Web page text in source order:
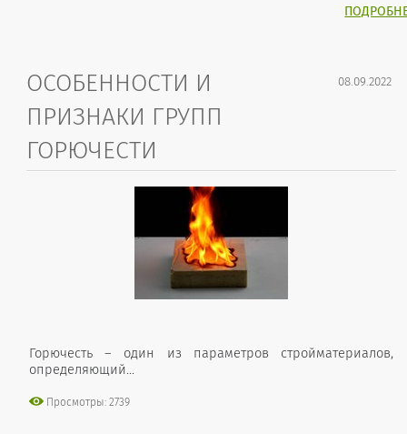
08.09.2022
ОСОБЕННОСТИ И
ПРИЗНАКИ ГРУПП
ГОРЮЧЕСТИ
Горючесть – один из параметров стройматериалов,
определяющий...
Просмотры: 2739